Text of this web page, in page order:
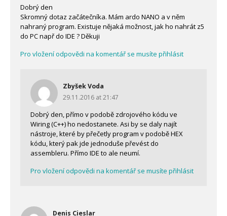
Dobrý den
Skromný dotaz začátečníka. Mám ardo NANO a v něm
nahraný program. Existuje nějaká možnost, jak ho nahrát z5
do PC např do IDE ? Děkuji
Pro vložení odpovědi na komentář se musíte přihlásit
Zbyšek Voda
29.11.2016 at 21:47
Dobrý den, přímo v podobě zdrojového kódu ve
Wiring (C++) ho nedostanete. Asi by se daly najít
nástroje, které by přečetly program v podobě HEX
kódu, který pak jde jednoduše převést do
assembleru. Přímo IDE to ale neumí.
Pro vložení odpovědi na komentář se musíte přihlásit
Denis Cieslar